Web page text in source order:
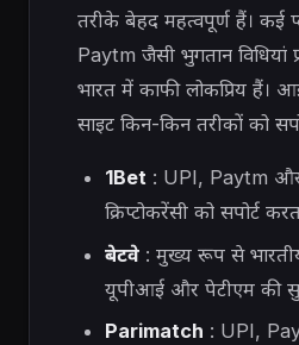
तरीके बेहद महत्वपूर्ण हैं। कई
Paytm जैसी भुगतान विधियां
भारत में काफी लोकप्रिय हैं।
साइट किन-किन तरीकों को
1Bet: UPI, Paytm
क्रिप्टोकरेंसी को सपोर्ट
बेटवे: मुख्य रूप से
यूपीआई और पेटीएम की
Parimatch : UPI,